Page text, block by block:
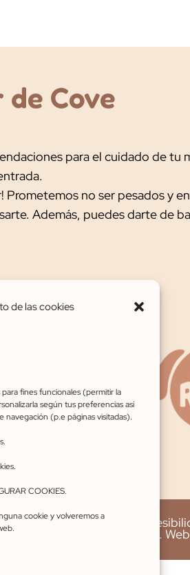
de las cookies
fines funcionales (permitir la
según tus preferencias así
navegación (p.e páginas visitadas).
COOKIES.
cookie y volveremos a
Cove
para el cuidado de tu
Prometemos no ser pesados y
Además, puedes darte de
Cookies
© 2023 Cove Román.